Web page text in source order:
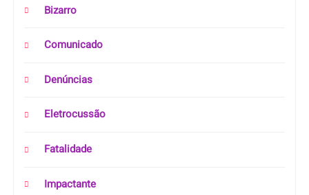
Bizarro
Comunicado
Denúncias
Eletrocussão
Fatalidade
Impactante